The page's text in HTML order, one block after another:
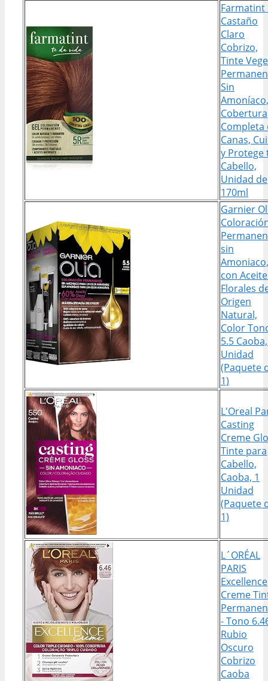
Farmatint
Castaño
Claro
Cobrizo,
Tinte
Sin
Amoníaco,
Cobertura
Completa
Canas,
y Protege
Cabello,
Unidad de
170ml
Garnier
sin
Amoniaco,
con
Florales
Origen
Natural,
Color
5.5
Unidad
(Paquete
1)
L'Oreal
Casting
Creme
Tinte para
Cabello,
Caoba, 1
Unidad
(Paquete
1)
L´ORÉAL
PARIS
Excellence
Creme
- Tono
Rubio
Oscuro
Cobrizo
Caoba